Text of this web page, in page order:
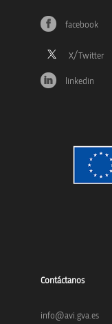
facebook
linkedin
Contáctanos
info@avi.gva.es